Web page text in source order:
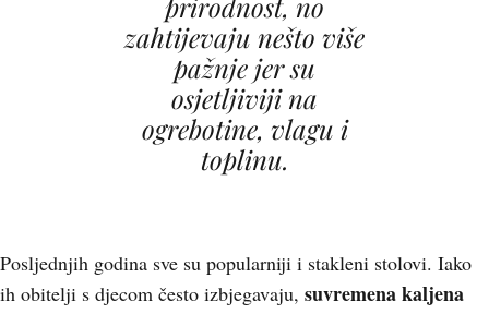
zahtijevaju nešto više
pažnje jer su
osjetljiviji na
ogrebotine, vlagu i
toplinu.
Posljednjih godina sve su popularniji i stakleni stolovi. Iako
ih obitelji s djecom često izbjegavaju, suvremena kaljena